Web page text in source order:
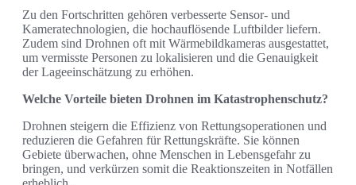
Zu den Fortschritten gehören verbesserte Sensor- und
Kameratechnologien, die hochauflösende Luftbilder liefern.
Zudem sind Drohnen oft mit Wärmebildkameras ausgestattet,
um vermisste Personen zu lokalisieren und die Genauigkeit
der Lageeinschätzung zu erhöhen.
Welche Vorteile bieten Drohnen im Katastrophenschutz?
Drohnen steigern die Effizienz von Rettungsoperationen und
reduzieren die Gefahren für Rettungskräfte. Sie können
Gebiete überwachen, ohne Menschen in Lebensgefahr zu
bringen, und verkürzen somit die Reaktionszeiten in Notfällen